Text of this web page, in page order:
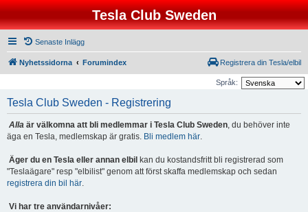
Tesla Club Sweden
Senaste Inlägg
Nyhetssidorna Forumindex Registrera din Tesla/elbil
Språk:
Tesla Club Sweden - Registrering
Alla är välkomna att bli medlemmar i Tesla Club Sweden, du behöver inte
äga en Tesla, medlemskap är gratis. Bli medlem här.
Äger du en Tesla eller annan elbil kan du kostandsfritt bli registrerad som
"Teslaägare" resp "elbilist" genom att först skaffa medlemskap och sedan
registrera din bil här.
Vi har tre användarnivåer: